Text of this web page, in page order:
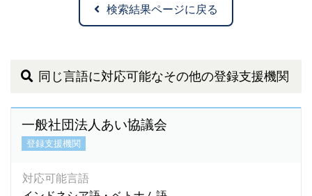
検索結果ページに戻る
同じ言語に対応可能なその他の登録支援機関
一般社団法人あい協議会
登録支援機関
対応可能言語